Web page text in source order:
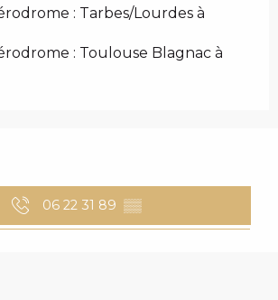
: Tarbes/Lourdes à
: Toulouse Blagnac à
06 22 31 89 ▒▒